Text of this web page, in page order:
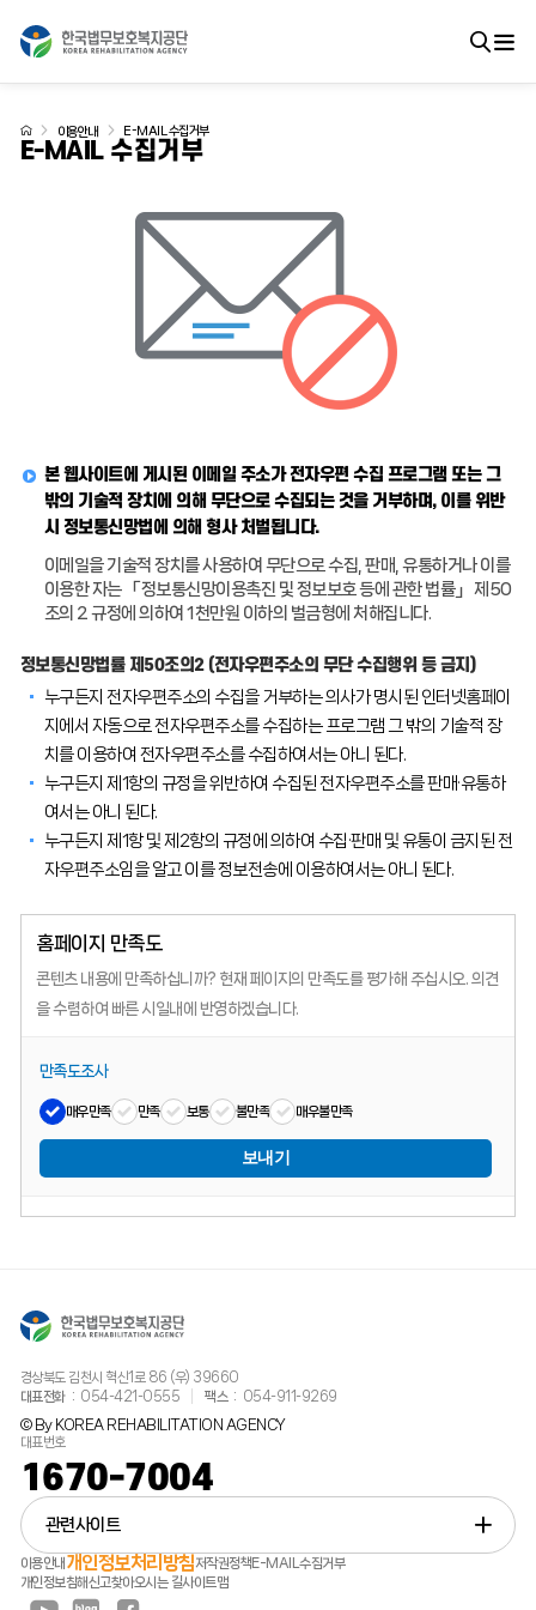
E-MAIL 수집거부
이용안내 E-MAIL 수집거부
본 웹사이트에 게시된 이메일 주소가 전자우편 수집 프로그램 또는 그
밖의 기술적 장치에 의해 무단으로 수집되는 것을 거부하며, 이를 위반
시 정보통신망법에 의해 형사 처벌됩니다.
이메일을 기술적 장치를 사용하여 무단으로 수집, 판매, 유통하거나 이를
이용한 자는 「정보통신망이용촉진 및 정보보호 등에 관한 법률」 제50
조의 2 규정에 의하여 1천만원 이하의 벌금형에 처해집니다.
정보통신망법률 제50조의2 (전자우편주소의 무단 수집행위 등 금지)
누구든지 전자우편주소의 수집을 거부하는 의사가 명시된 인터넷홈페이
지에서 자동으로 전자우편주소를 수집하는 프로그램 그 밖의 기술적 장
치를 이용하여 전자우편주소를 수집하여서는 아니 된다.
누구든지 제1항의 규정을 위반하여 수집된 전자우편주소를 판매·유통하
여서는 아니 된다.
누구든지 제1항 및 제2항의 규정에 의하여 수집·판매 및 유통이 금지된 전
자우편주소임을 알고 이를 정보전송에 이용하여서는 아니 된다.
홈페이지 만족도
콘텐츠 내용에 만족하십니까? 현재 페이지의 만족도를 평가해 주십시오. 의견
을 수렴하여 빠른 시일내에 반영하겠습니다.
만족도조사
매우만족 만족 보통 불만족 매우불만족
보내기
이용안내 개인정보처리방침저작권정책E-MAIL수집거부
개인정보침해신고찾아오시는 길사이트맵
경상북도 김천시 혁신1로 86 (우) 39660
대표전화
054-421-0555 팩스 054-911-9269
© By KOREA REHABILITATION AGENCY
대표번호
1670-7004
관련사이트